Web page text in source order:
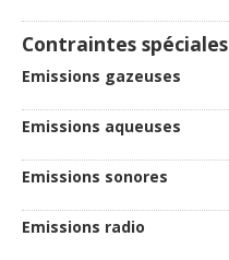
Contraintes spéciales
Emissions gazeuses
Emissions aqueuses
Emissions sonores
Emissions radio